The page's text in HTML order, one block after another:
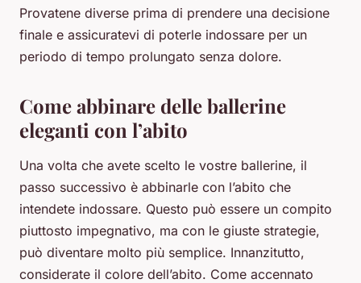
Provatene diverse prima di prendere una decisione
finale e assicuratevi di poterle indossare per un
periodo di tempo prolungato senza dolore.
Come abbinare delle ballerine
eleganti con l’abito
Una volta che avete scelto le vostre ballerine, il
passo successivo è abbinarle con l’abito che
intendete indossare. Questo può essere un compito
piuttosto impegnativo, ma con le giuste strategie,
può diventare molto più semplice. Innanzitutto,
considerate il colore dell’abito. Come accennato